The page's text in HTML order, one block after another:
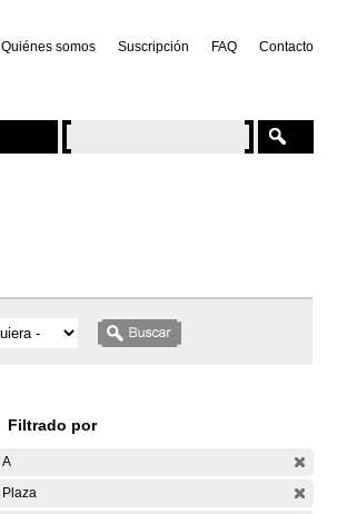
Quiénes somos Suscripción FAQ Contacto
Filtrado por
A
Plaza